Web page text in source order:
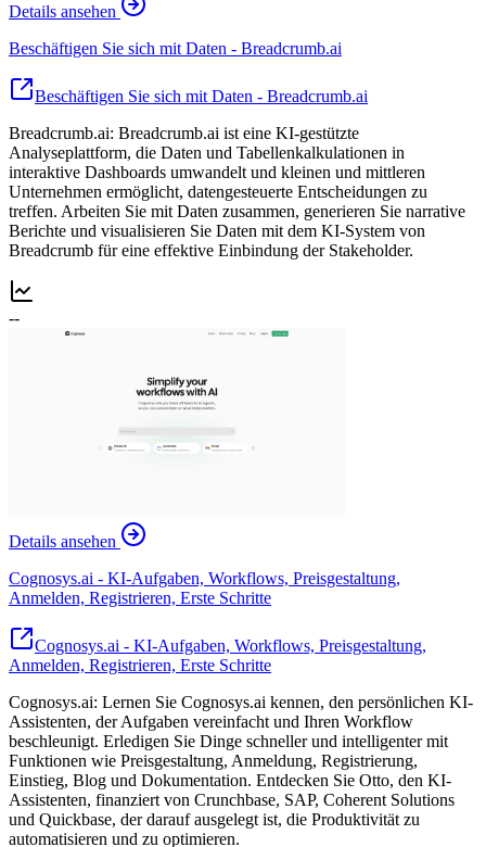
Details ansehen
Beschäftigen Sie sich mit Daten - Breadcrumb.ai
Beschäftigen Sie sich mit Daten - Breadcrumb.ai
Breadcrumb.ai: Breadcrumb.ai ist eine KI-gestützte
Analyseplattform, die Daten und Tabellenkalkulationen in
interaktive Dashboards umwandelt und kleinen und mittleren
Unternehmen ermöglicht, datengesteuerte Entscheidungen zu
treffen. Arbeiten Sie mit Daten zusammen, generieren Sie narrative
Berichte und visualisieren Sie Daten mit dem KI-System von
Breadcrumb für eine effektive Einbindung der Stakeholder.
--
Details ansehen
Cognosys.ai - KI-Aufgaben, Workflows, Preisgestaltung,
Anmelden, Registrieren, Erste Schritte
Cognosys.ai - KI-Aufgaben, Workflows, Preisgestaltung,
Anmelden, Registrieren, Erste Schritte
Cognosys.ai: Lernen Sie Cognosys.ai kennen, den persönlichen KI-
Assistenten, der Aufgaben vereinfacht und Ihren Workflow
beschleunigt. Erledigen Sie Dinge schneller und intelligenter mit
Funktionen wie Preisgestaltung, Anmeldung, Registrierung,
Einstieg, Blog und Dokumentation. Entdecken Sie Otto, den KI-
Assistenten, finanziert von Crunchbase, SAP, Coherent Solutions
und Quickbase, der darauf ausgelegt ist, die Produktivität zu
automatisieren und zu optimieren.